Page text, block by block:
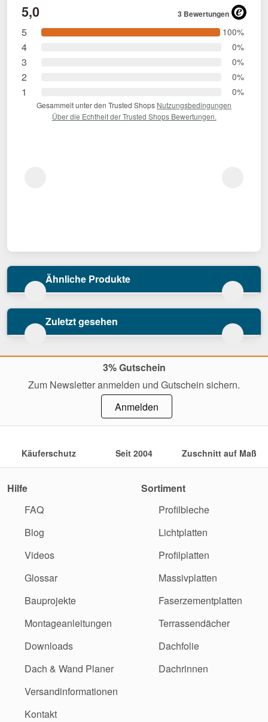
5,0 3 Bewertungen
5 100%
4 0%
3 0%
2 0%
1 0%
Gesammelt unter den Trusted Shops Nutzungsbedingungen
Über die Echtheit der Trusted Shops Bewertungen.
Ähnliche Produkte
Zuletzt gesehen
3% Gutschein
Zum Newsletter anmelden und Gutschein sichern.
Anmelden
Käuferschutz Seit 2004 Zuschnitt auf Maß
Hilfe
FAQ
Blog
Videos
Glossar
Bauprojekte
Montageanleitungen
Downloads
Dach & Wand Planer
Versandinformationen
Kontakt
Sortiment
Profilbleche
Lichtplatten
Profilplatten
Massivplatten
Faserzementplatten
Terrassendächer
Dachfolie
Dachrinnen